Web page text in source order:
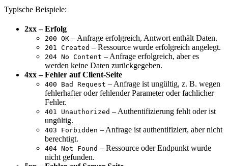
Typische Beispiele:
2xx – Erfolg
200 OK – Anfrage erfolgreich, Antwort enthält Daten.
201 Created – Ressource wurde erfolgreich angelegt.
204 No Content – Anfrage erfolgreich, aber es
werden keine Daten zurückgegeben.
4xx – Fehler auf Client-Seite
400 Bad Request – Anfrage ist ungültig, z. B. wegen
fehlerhafter oder fehlender Parameter oder fachlicher
Fehler.
401 Unauthorized – Authentifizierung fehlt oder ist
ungültig.
403 Forbidden – Anfrage ist authentifiziert, aber nicht
berechtigt.
404 Not Found – Ressource oder Endpunkt wurde
nicht gefunden.